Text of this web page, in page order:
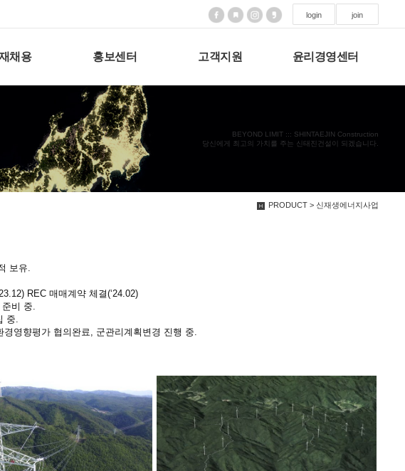
login join
채용 홍보센터 고객지원 윤리경영센터
BEYOND LIMIT ::: SHINTAEJIN Construction
당신에게 최고의 가치를 주는 신태진건설이 되겠습니다.
PRODUCT > 신재생에너지사업
보유.
REC 매매계약 체결(‘24.02)
비 중.
중.
영향평가 협의완료, 군관리계획변경 진행 중.